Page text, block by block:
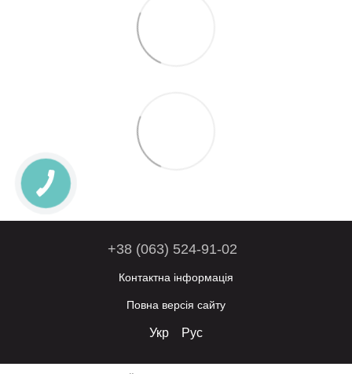
+38 (063) 524-91-02
Контактна інформація
Повна версія сайту
Укр Рус